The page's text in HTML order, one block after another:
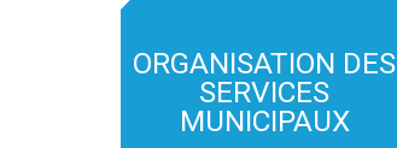
ORGANISATION DES
SERVICES
MUNICIPAUX